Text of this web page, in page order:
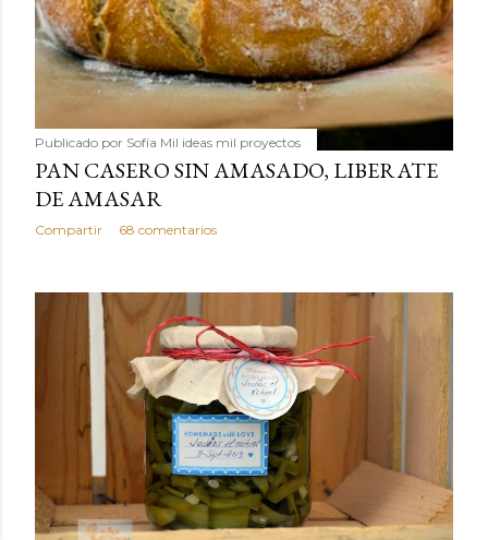
Publicado por Sofía Mil ideas mil proyectos
PAN CASERO SIN AMASADO, LIBERATE
DE AMASAR
Compartir 68 comentarios